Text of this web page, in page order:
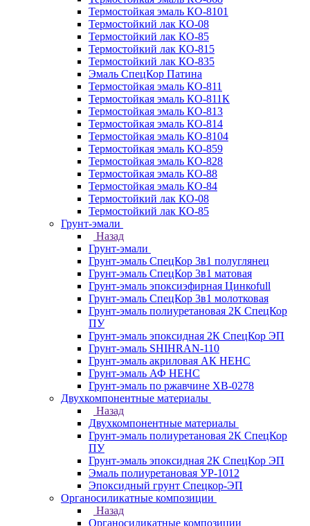
Термостойкая эмаль КО-8101
Термостойкий лак КО-08
Термостойкий лак КО-85
Термостойкий лак КО-815
Термостойкий лак КО-835
Эмаль СпецКор Патина
Термостойкая эмаль КО-811
Термостойкая эмаль КО-811К
Термостойкая эмаль КО-813
Термостойкая эмаль КО-814
Термостойкая эмаль КО-8104
Термостойкая эмаль КО-859
Термостойкая эмаль КО-828
Термостойкая эмаль КО-88
Термостойкая эмаль КО-84
Термостойкий лак КО-08
Термостойкий лак КО-85
Грунт-эмали
Назад
Грунт-эмали
Грунт-эмаль СпецКор 3в1 полуглянец
Грунт-эмаль СпецКор 3в1 матовая
Грунт-эмаль эпоксиэфирная Цинкоfull
Грунт-эмаль СпецКор 3в1 молотковая
Грунт-эмаль полиуретановая 2К СпецКор
ПУ
Грунт-эмаль эпоксидная 2К СпецКор ЭП
Грунт-эмаль SHIHRAN-110
Грунт-эмаль акриловая АК НЕНС
Грунт-эмаль АФ НЕНС
Грунт-эмаль по ржавчине ХВ-0278
Двухкомпонентные материалы
Назад
Двухкомпонентные материалы
Грунт-эмаль полиуретановая 2К СпецКор
ПУ
Грунт-эмаль эпоксидная 2К СпецКор ЭП
Эмаль полиуретановая УР-1012
Эпоксидный грунт Спецкор-ЭП
Органосиликатные композиции
Назад
Органосиликатные композиции